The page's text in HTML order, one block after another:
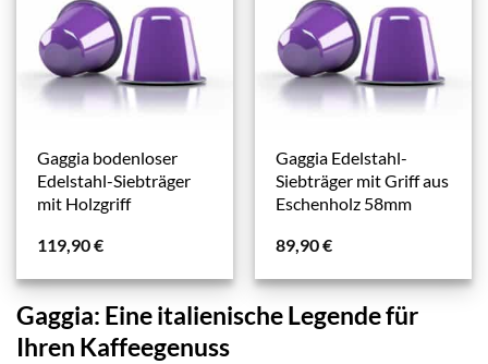
Gaggia bodenloser
Edelstahl-Siebträger
mit Holzgriff
119,90€
Gaggia Edelstahl-
Siebträger mit Griff aus
Eschenholz 58mm
89,90€
Gaggia: Eine italienische Legende für
Ihren Kaffeegenuss